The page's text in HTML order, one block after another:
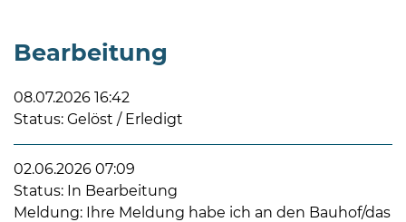
Do
Bearbeitung
08.07.2026 16:42
Status: Gelöst / Erledigt
02.06.2026 07:09
Status: In Bearbeitung
Meldung: Ihre Meldung habe ich an den Bauhof/das